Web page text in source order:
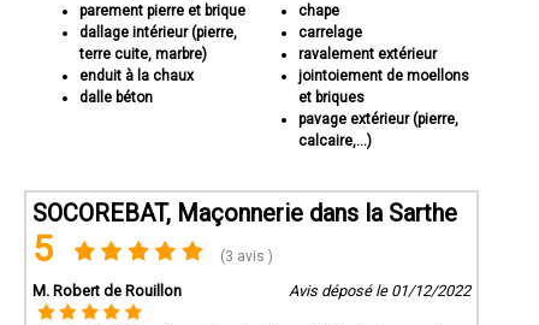
parement pierre et brique
dallage intérieur (pierre,
terre cuite, marbre)
enduit à la chaux
dalle béton
chape
carrelage
ravalement extérieur
jointoiement de moellons
et briques
pavage extérieur (pierre,
calcaire,...)
SOCOREBAT, Maçonnerie dans la Sarthe
5 (3 avis )
M. Robert de Rouillon Avis déposé le 01/12/2022